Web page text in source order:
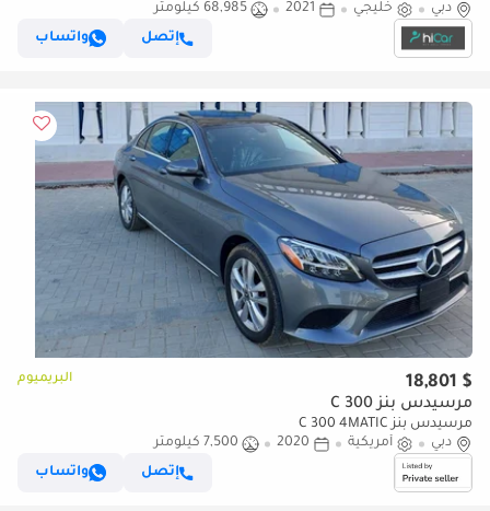
Mercedes-Benz C 300 Premium • 1 Year Warranty
دبي خليجي 2021
68,985 كيلومتر
إتصل
واتساب
$ 18,801 البريميوم
مرسيدس بنز C 300
مرسيدس بنز C 300 4MATIC
دبي
أمريكية 2020
7,500 كيلومتر
إتصل
واتساب